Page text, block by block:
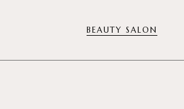
BEAUTY SALON